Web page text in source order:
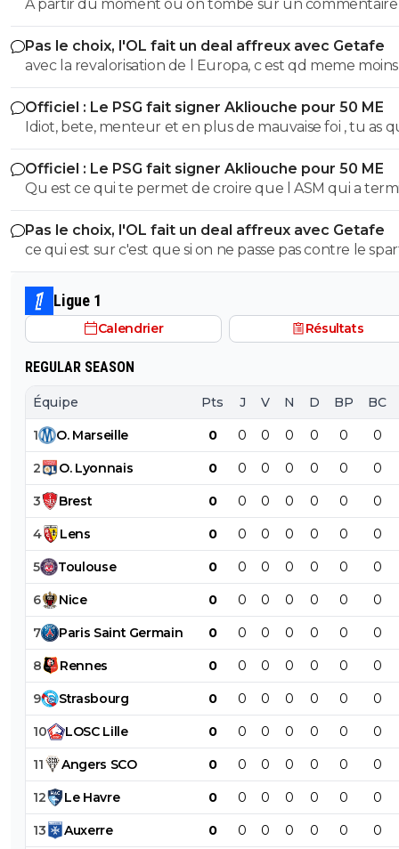
A partir du moment où on tombe sur un
Raymonde on sait qu'on tombe sur un commentaire
teubé 😂🤣🤣 PS: ce crétin prétend qu'un commentaire avec
emoji est un commentaire de teubé? C'est marrant sur
Twitter/X Obama, Musk et tout un tas de prix Nobel
énormément les emojis... Encore des teubés c'est ça?
de Raymonde va, encore une fois bâchée 😂🤣🤣
Pas le choix, l'OL fait un deal affreux avec Getafe
avec la revalorisation de l Europa, c est qd meme moins
OM a pris 40M. et l OL 40M je crois. donc bon c est plus si
enorme
Officiel : Le PSG fait signer Akliouche pour 50 ME
Idiot, bete, menteur et en plus de mauvaise foi , tu as
des qualités...^^ Ta mere a pu te dire qui etait ton père entre
Textor et Gérard Lopez, tu as toutes leur qualités ?!!
Officiel : Le PSG fait signer Akliouche pour 50 ME
Qu est ce qui te permet de croire que l ASM qui a terminé
7eme la saison derniere, qui doit absolument vendre pour
130M afin d etre en regle avec la DNCG et le FPF, va d
coup devenir une equipe fringante capable d etre sur
podium ? Reste lucide et cohérent plutôt que de
des conneries dont même toi tu doutes...
Pas le choix, l'OL fait un deal affreux avec Getafe
ce qui est sur c'est que si on ne passe pas contre le
ca fait etre la grande braderie
Ligue 1
Calendrier Résultats
REGULAR SEASON
Équipe Pts J V N D BP BC
1 O. Marseille 0 0 0 0 0 0 0
2 O. Lyonnais 0 0 0 0 0 0 0
3 Brest 0 0 0 0 0 0 0
4 Lens 0 0 0 0 0 0 0
5 Toulouse 0 0 0 0 0 0 0
6 Nice 0 0 0 0 0 0 0
7 Paris Saint Germain 0 0 0 0 0 0 0
8 Rennes 0 0 0 0 0 0 0
9 Strasbourg 0 0 0 0 0 0 0
10 LOSC Lille 0 0 0 0 0 0 0
11 Angers SCO 0 0 0 0 0 0 0
12 Le Havre 0 0 0 0 0 0 0
13 Auxerre 0 0 0 0 0 0 0